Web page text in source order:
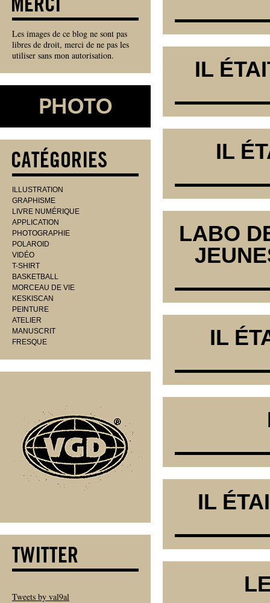
IL
IL
LABO
IL
IL
Les images de ce blog ne sont pas
libres de droit, merci de ne pas les
utiliser sans mon autorisation.
ILLUSTRATION
GRAPHISME
LIVRE NUMÉRIQUE
APPLICATION
PHOTOGRAPHIE
POLAROID
VIDÉO
T-SHIRT
BASKETBALL
MORCEAU DE VIE
KESKISCAN
PEINTURE
ATELIER
MANUSCRIT
FRESQUE
Tweets by val9al